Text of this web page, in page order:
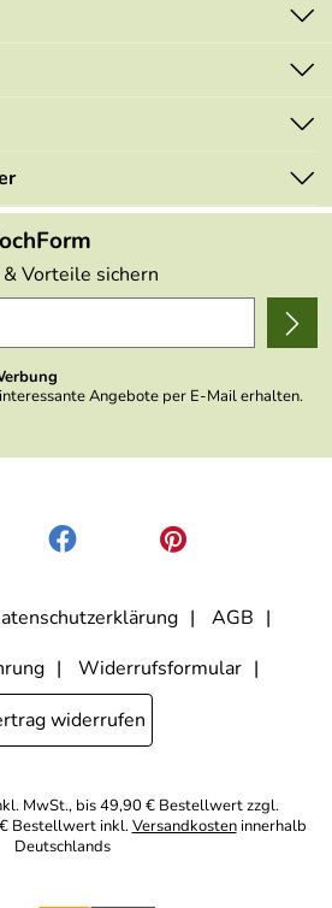
Vorteile sichern
Angebote per E-Mail erhalten.
nicht an andere Unternehmen
Zwecken wird in anonymer Form
Ende des Newsletters anklicke oder die
deaktiviere. Die
habe ich zur Kenntnis genommen.
AGB
Widerrufsformular
widerrufen
MwSt., bis 49,90 € Bestellwert zzgl.
Bestellwert inkl.Versandkosteninnerhalb
Deutschlands